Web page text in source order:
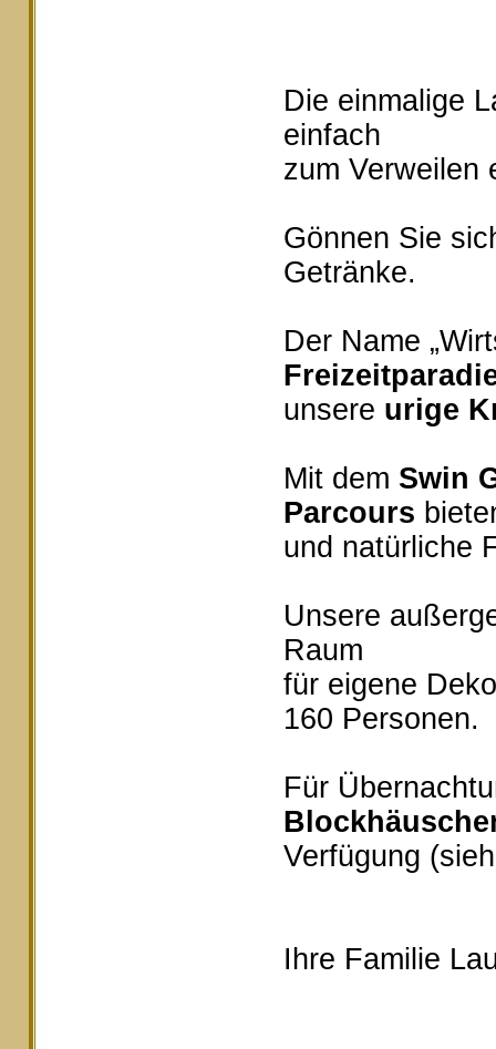
Die einmalige
einfach
zum Verweilen
Gönnen Sie
Getränke.
Der Name
unsere urige
Mit dem Swin
Parcours
und natürliche
Unsere
Raum
für eigene
160 Personen.
Für
Verfügung
Ihre Familie